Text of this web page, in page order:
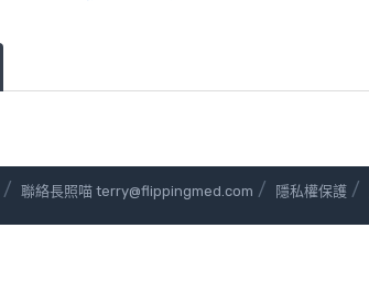
/ 聯絡長照喵 terry@flippingmed.com / 隱私權保護 /